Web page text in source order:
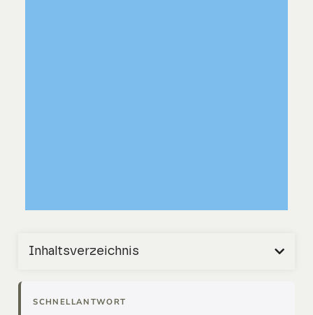
Inhaltsverzeichnis
SCHNELLANTWORT